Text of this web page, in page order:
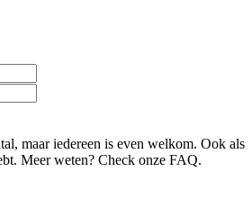
maar iedereen is even welkom. Ook als
Meer weten? Check onze FAQ.